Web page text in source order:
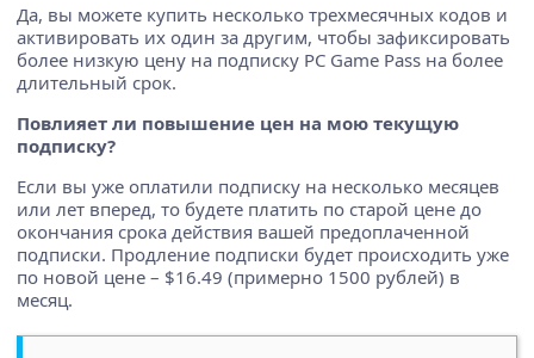
Да, вы можете купить несколько трехмесячных кодов и
активировать их один за другим, чтобы зафиксировать
более низкую цену на подписку PC Game Pass на более
длительный срок.
Повлияет ли повышение цен на мою текущую
подписку?
Если вы уже оплатили подписку на несколько месяцев
или лет вперед, то будете платить по старой цене до
окончания срока действия вашей предоплаченной
подписки. Продление подписки будет происходить уже
по новой цене – $16.49 (примерно 1500 рублей) в
месяц.